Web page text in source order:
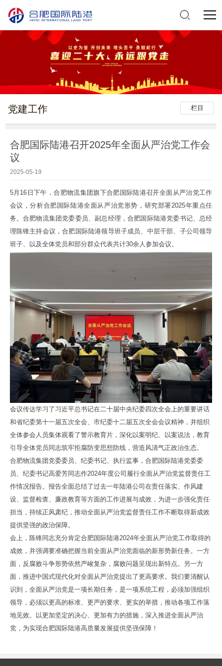
栏目
党建工作
合肥国际陆港召开2025年全面从严治党工作会
议
2025-05-19
5月16日下午，合肥物流集团旗下合肥国际陆港召开全面从严治党工作
会议，分析合肥国际陆港全面从严治党形势，研究部署2025年重点任
务。合肥物流集团党委委员、副总经理，合肥国际陆港党委书记、总经
理陈锋主持会议，合肥国际陆港领导班子成员、中层干部、子公司领导
班子、以及全体党员和部分群众代表共计30余人参加会议。
会议传达学习了习近平总书记在二十届中央纪委四次全会上的重要讲话
和省纪委第十一届五次全会、市纪委十二届五次全会会议精神，并组织
全体参会人员集体观看了警示教育片，深化以案明纪、以案说法，教育
引导全体党员同志筑牢拒腐防变思想防线，营造风清气正政治生态。
合肥物流集团党委委员、纪委书记、执行监事，合肥国际陆港党委委
员、纪委书记高爱芳同志作2024年度公司履行全面从严治党监督责任工
作情况报告。报告全面总结了过去一年陆港公司在责任落实、作风建
设、监督检查、廉政教育等方面的工作进展与成效，为进一步强化责任
担当，持续正风肃纪，推动全面从严治党监督责任工作不断取得新成效
提供坚强的政治保障。
会上，陈锋同志充分肯定合肥国际陆港2024年全面从严治党工作取得的
成效，并强调要准确把握当前全面从严治党面临的新形势新任务。一方
面，反腐败斗争形势依然严峻复杂，腐败问题呈现出新特点。另一方
面，推进中国式现代化对全面从严治党提出了更高要求。我们要清醒认
识到，全面从严治党是一项长期任务，是一项系统工程，必须加强组织
领导，必须以更高的标准、更严的要求、更实的举措，推动各项工作落
地见效。以更加坚定的决心、更加有力的措施，深入推进全面从严治
党，为实现合肥国际陆港高质量发展提供坚强保障！